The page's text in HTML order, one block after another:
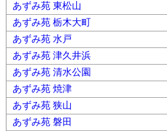
あずみ苑 東松山
あずみ苑 栃木大町
あずみ苑 水戸
あずみ苑 津久井浜
あずみ苑 清水公園
あずみ苑 焼津
あずみ苑 狭山
あずみ苑 磐田